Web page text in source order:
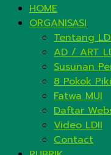
HOME
ORGANISASI
Tentang
AD / ART
Susunan
8 Pokok
Fatwa MUI
Daftar
Video LDII
Contact